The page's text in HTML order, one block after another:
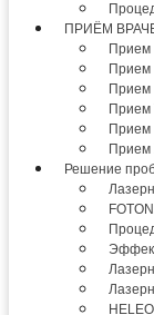
ПРИЁМ
Решение